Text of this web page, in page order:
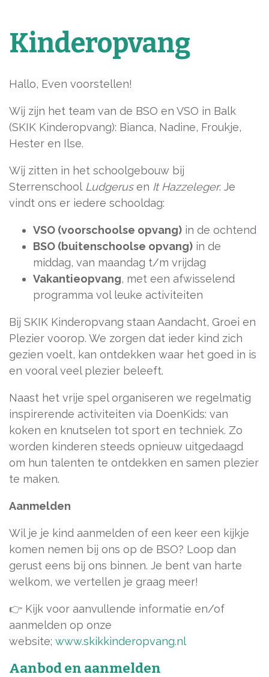
Kinderopvang
Hallo, Even voorstellen!
Wij zijn het team van de BSO en VSO in Balk
(SKIK Kinderopvang): Bianca, Nadine, Froukje,
Hester en Ilse.
Wij zitten in het schoolgebouw bij
Sterrenschool Ludgerusen It Hazzeleger. Je
vindt ons er iedere schooldag:
VSO (voorschoolse opvang) in de ochtend
BSO (buitenschoolse opvang) in de
middag, van maandag t/m vrijdag
Vakantieopvang, met een afwisselend
programma vol leuke activiteiten
Bij SKIK Kinderopvang staan Aandacht, Groei en
Plezier voorop. We zorgen dat ieder kind zich
gezien voelt, kan ontdekken waar het goed in is
en vooral veel plezier beleeft.
Naast het vrije spel organiseren we regelmatig
inspirerende activiteiten via DoenKids: van
koken en knutselen tot sport en techniek. Zo
worden kinderen steeds opnieuw uitgedaagd
om hun talenten te ontdekken en samen plezier
te maken.
Aanmelden
Wil je je kind aanmelden of een keer een kijkje
komen nemen bij ons op de BSO? Loop dan
gerust eens bij ons binnen. Je bent van harte
welkom, we vertellen je graag meer!
👉 Kijk voor aanvullende informatie en/of
aanmelden op onze
website; www.skikkinderopvang.nl
Aanbod en aanmelden